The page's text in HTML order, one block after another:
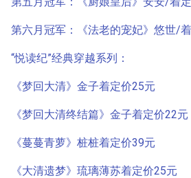
第六月冠军：《法老的宠妃》悠世/
“悦读纪”经典穿越系列：
《梦回大清》金子着定价25元
《梦回大清终结篇》金子着定价22元
《蔓蔓青萝》桩桩着定价39元
《大清遗梦》琉璃薄苏着定价25元